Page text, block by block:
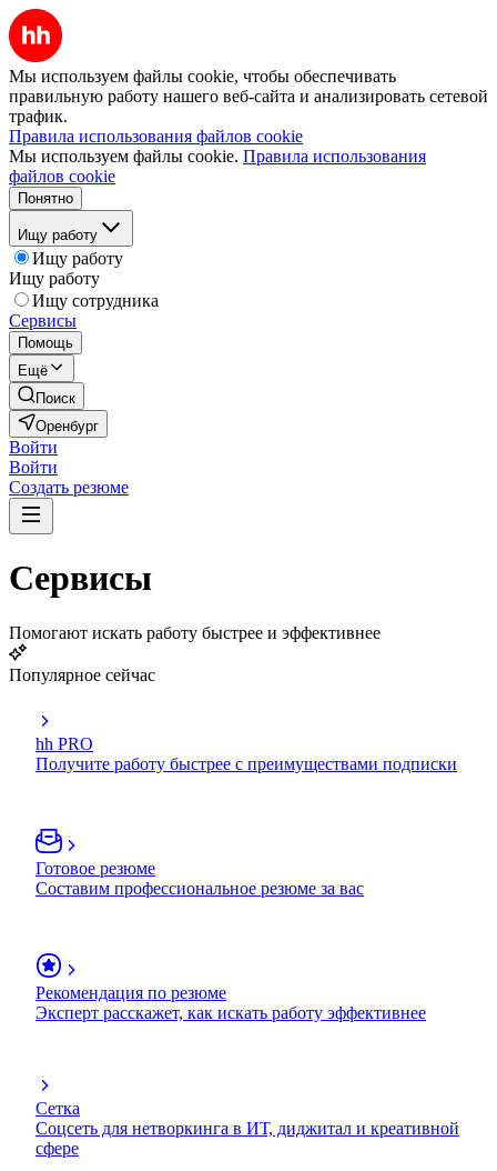
Мы используем файлы cookie, чтобы обеспечивать
правильную работу нашего веб-сайта и анализировать сетевой
трафик.
Правила использования файлов cookie
Мы используем файлы cookie. Правила использования
файлов cookie
Понятно
Ищу работу
Ищу работу
Ищу работу
Ищу сотрудника
Сервисы
Помощь
Ещё
Поиск
Оренбург
Войти
Войти
Создать резюме
Сервисы
Помогают искать работу быстрее и эффективнее
Популярное сейчас
hh PRO
Получите работу быстрее с преимуществами подписки
Готовое резюме
Составим профессиональное резюме за вас
Рекомендация по резюме
Эксперт расскажет, как искать работу эффективнее
Сетка
Соцсеть для нетворкинга в ИТ, диджитал и креативной
сфере